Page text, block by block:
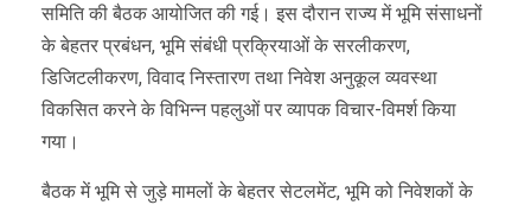
समिति की बैठक आयोजित की गई। इस दौरान राज्य में भूमि संसाधनों
के बेहतर प्रबंधन, भूमि संबंधी प्रक्रियाओं के सरलीकरण,
डिजिटलीकरण, विवाद निस्तारण तथा निवेश अनुकूल व्यवस्था
विकसित करने के विभिन्न पहलुओं पर व्यापक विचार-विमर्श किया
गया।
बैठक में भूमि से जुड़े मामलों के बेहतर सेटलमेंट, भूमि को निवेशकों के